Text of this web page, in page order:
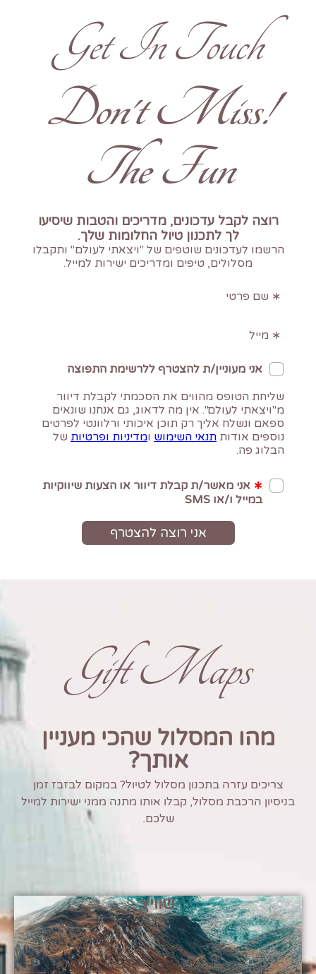
Get In Touch
!Don't Miss
The Fun
Gift Maps
מהו המסלול שהכי מעניין
אותך?
צריכים עזרה בתכנון מסלול לטיול? במקום לבזבז זמן
בניסיון הרכבת מסלול, קבלו אותו מתנה ממני ישירות למייל
שלכם.
שוויץ